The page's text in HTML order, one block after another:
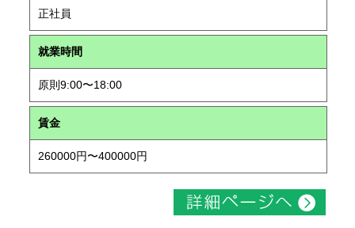
正社員
就業時間
原則9:00〜18:00
賃金
260000円〜400000円